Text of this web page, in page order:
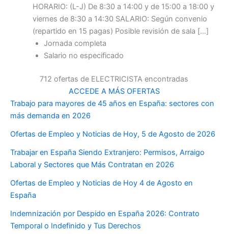
HORARIO: (L-J) De 8:30 a 14:00 y de 15:00 a 18:00 y
viernes de 8:30 a 14:30 SALARIO: Según convenio
(repartido en 15 pagas) Posible revisión de sala […]
Jornada completa
Salario no especificado
712 ofertas de ELECTRICISTA encontradas
ACCEDE A MÁS OFERTAS
Trabajo para mayores de 45 años en España: sectores con
más demanda en 2026
Ofertas de Empleo y Noticias de Hoy, 5 de Agosto de 2026
Trabajar en España Siendo Extranjero: Permisos, Arraigo
Laboral y Sectores que Más Contratan en 2026
Ofertas de Empleo y Noticias de Hoy 4 de Agosto en
España
Indemnización por Despido en España 2026: Contrato
Temporal o Indefinido y Tus Derechos